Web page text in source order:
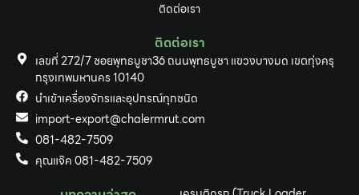
ติดต่อเรา
ติดต่อเรา
เลขที่ 272/7 ซอยพุทธบูชา36 ถนนพุทธบูชา แขวงบางมด เขตทุ่งครุ
กรุงเทพมหานคร 10140
นำเข้าเครื่องจักรและอุปกรณ์ทุกชนิด
import-export@chalermrut.com
081-482-7509
คุณแจ๊ค 081-482-7509